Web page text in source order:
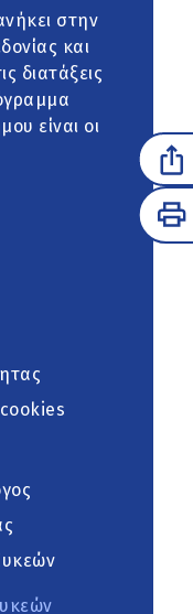
στην
και
διατάξεις
είναι οι